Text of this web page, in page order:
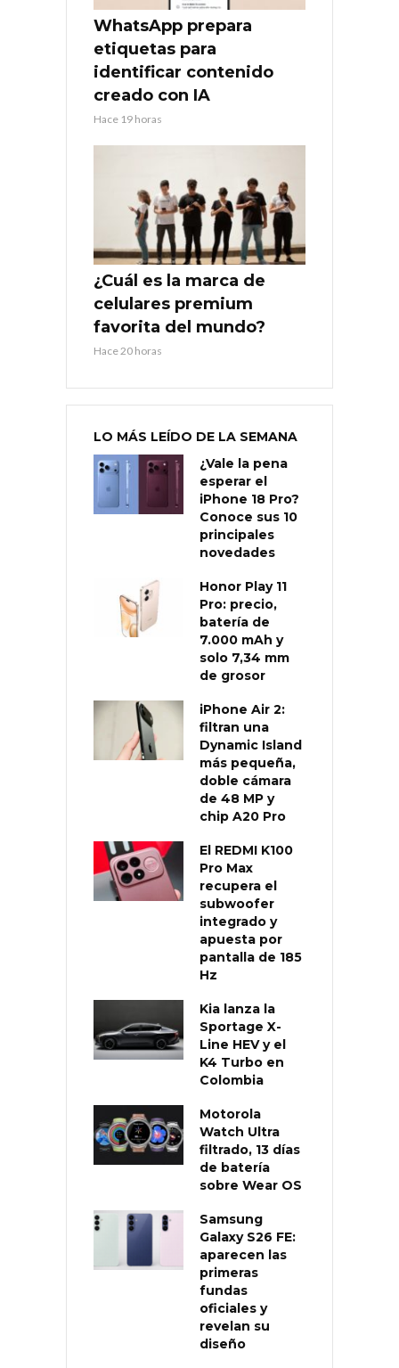
WhatsApp prepara
etiquetas para
identificar contenido
creado con IA
Hace 19 horas
¿Cuál es la marca de
celulares premium
favorita del mundo?
Hace 20 horas
LO MÁS LEÍDO DE LA SEMANA
¿Vale la pena
esperar el
iPhone 18 Pro?
Conoce sus 10
principales
novedades
Honor Play 11
Pro: precio,
batería de
7.000 mAh y
solo 7,34 mm
de grosor
iPhone Air 2:
filtran una
Dynamic Island
más pequeña,
doble cámara
de 48 MP y
chip A20 Pro
El REDMI K100
Pro Max
recupera el
subwoofer
integrado y
apuesta por
pantalla de 185
Hz
Kia lanza la
Sportage X-
Line HEV y el
K4 Turbo en
Colombia
Motorola
Watch Ultra
filtrado, 13 días
de batería
sobre Wear OS
Samsung
Galaxy S26 FE:
aparecen las
primeras
fundas
oficiales y
revelan su
diseño